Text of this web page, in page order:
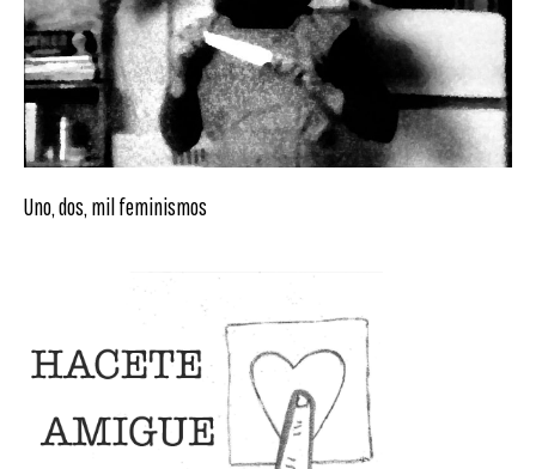
Uno, dos, mil feminismos